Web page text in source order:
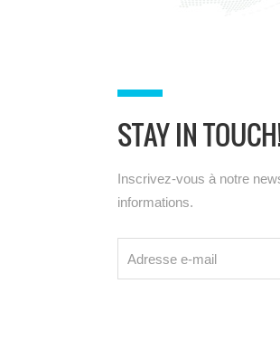
STAY IN
Inscrivez-vous à notre
informations.